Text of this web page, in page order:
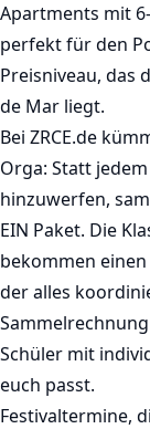
Apartments mit
perfekt für den
Preisniveau, das
de Mar liegt.
Bei ZRCE.de
Orga: Statt
hinzuwerfen,
EIN Paket. Die
bekommen
der alles
Schüler mit
euch passt.
Festivaltermine,